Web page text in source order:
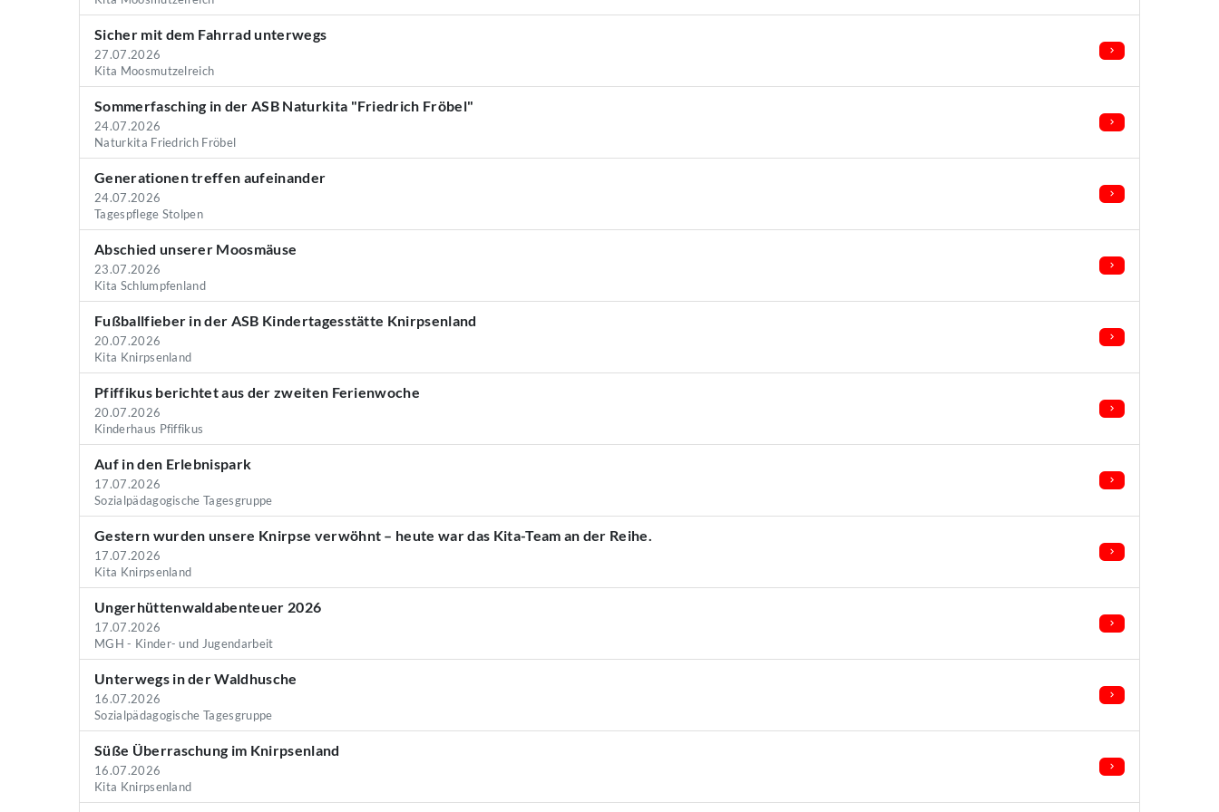
Sicher mit dem Fahrrad unterwegs
27.07.2026
Kita Moosmutzelreich
Sommerfasching in der ASB Naturkita "Friedrich Fröbel"
24.07.2026
Naturkita Friedrich Fröbel
Generationen treffen aufeinander
24.07.2026
Tagespflege Stolpen
Abschied unserer Moosmäuse
23.07.2026
Kita Schlumpfenland
Fußballfieber in der ASB Kindertagesstätte Knirpsenland
20.07.2026
Kita Knirpsenland
Pfiffikus berichtet aus der zweiten Ferienwoche
20.07.2026
Kinderhaus Pfiffikus
Auf in den Erlebnispark
17.07.2026
Sozialpädagogische Tagesgruppe
Gestern wurden unsere Knirpse verwöhnt – heute war das Kita-Team an der Reihe.
17.07.2026
Kita Knirpsenland
Ungerhüttenwaldabenteuer 2026
17.07.2026
MGH - Kinder- und Jugendarbeit
Unterwegs in der Waldhusche
16.07.2026
Sozialpädagogische Tagesgruppe
Süße Überraschung im Knirpsenland
16.07.2026
Kita Knirpsenland